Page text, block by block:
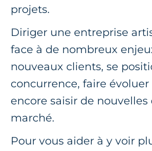
projets.
Diriger une entreprise
face à de nombreux
nouveaux clients, se
concurrence, faire évoluer
encore saisir de
marché.
Pour vous aider à y voir